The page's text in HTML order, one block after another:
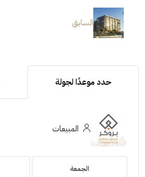
السابق
حدد موعدًا لجولة
المبيعات
الجمعة